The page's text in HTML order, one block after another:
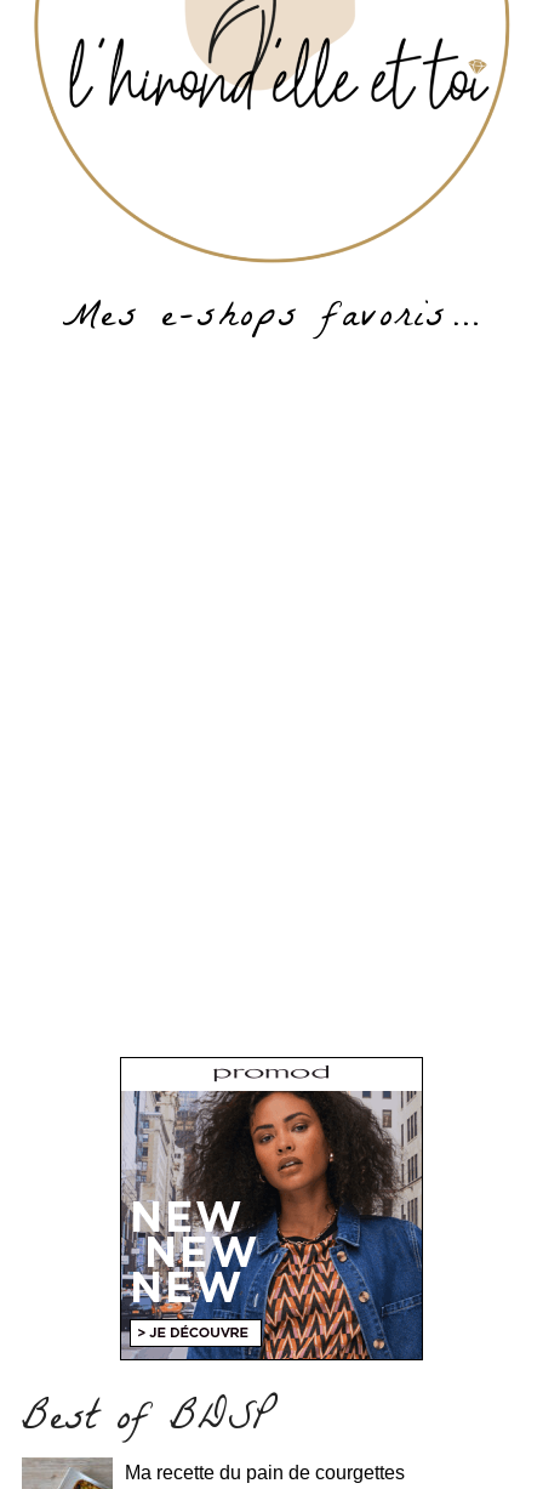
Mes e-shops favoris…
Best of BDSP
Ma recette du pain de courgettes